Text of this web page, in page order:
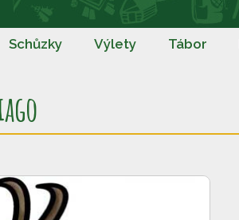
Schůzky Výlety Tábor